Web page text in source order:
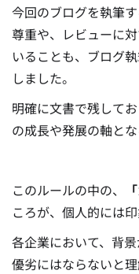
今回のブログを執筆
尊重や、レビューに
いることも、ブログ
しました。
明確に文書で残して
の成長や発展の軸とな
このルールの中の、
ころが、個人的には
各企業において、背
優劣にはならないと理